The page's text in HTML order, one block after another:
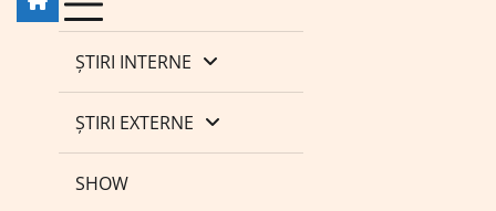
ȘTIRI INTERNE
ȘTIRI EXTERNE
SHOW